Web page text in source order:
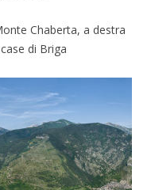
Chaberta, a destra
di Briga